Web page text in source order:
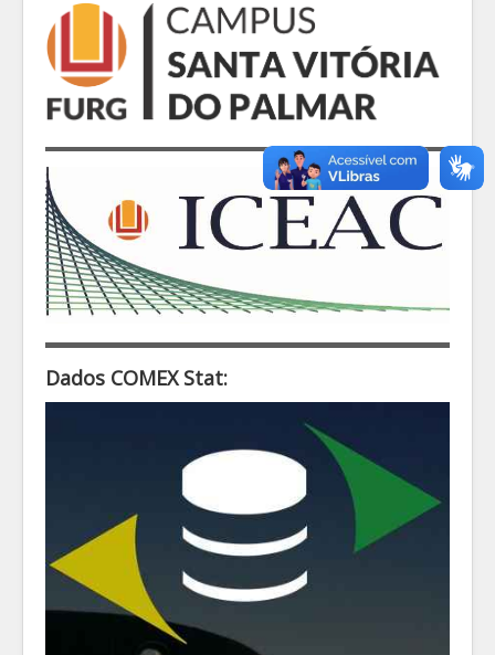
Dados COMEX Stat: